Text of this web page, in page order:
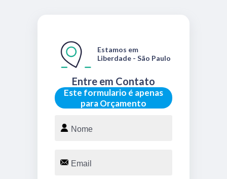
Este formulario é apenas
para Orçamento
Entre em Contato
Estamos em
Liberdade - São Paulo